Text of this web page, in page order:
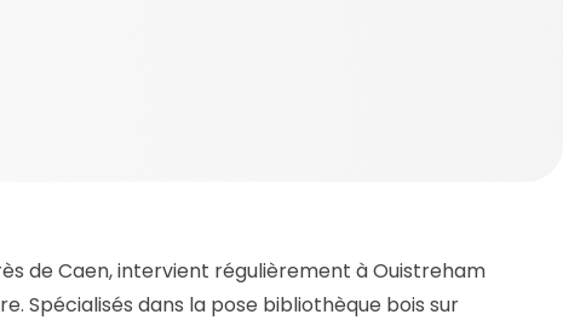
de Caen, intervient régulièrement à Ouistreham
Spécialisés dans la pose bibliothèque bois sur